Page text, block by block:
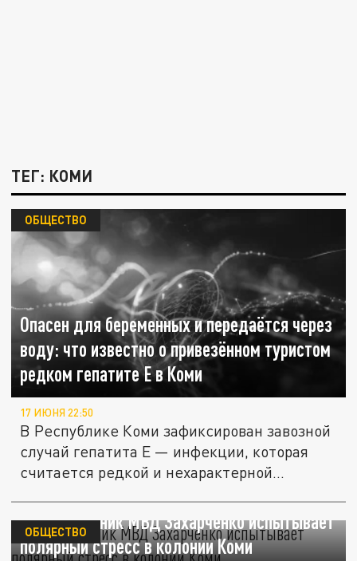
ТЕГ: КОМИ
Опасен для беременных и передаётся через
воду: что известно о привезённом туристом
редком гепатите Е в Коми
ОБЩЕСТВО
17 ИЮНЯ 22:50
В Республике Коми зафиксирован завозной
случай гепатита Е — инфекции, которая
считается редкой и нехарактерной...
Экс-полковник МВД Захарченко испытывает
полярный стресс в колонии Коми
ОБЩЕСТВО